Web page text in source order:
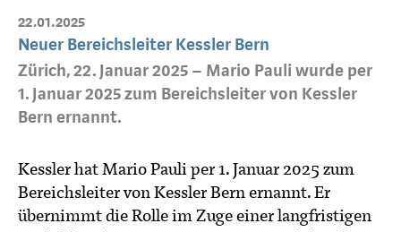
22.01.2025
Neuer Bereichsleiter Kessler Bern
Zürich, 22. Januar 2025 – Mario Pauli wurde per
1. Januar 2025 zum Bereichsleiter von Kessler
Bern ernannt.
Kessler hat Mario Pauli per 1. Januar 2025 zum
Bereichsleiter von Kessler Bern ernannt. Er
übernimmt die Rolle im Zuge einer langfristigen